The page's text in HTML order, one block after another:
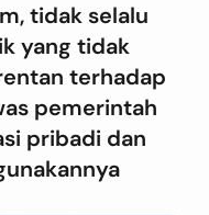
tidak selalu
yang tidak
terhadap
pemerintah
pribadi dan